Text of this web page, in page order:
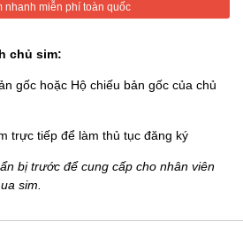
nhanh miễn phí toàn quốc
chủ sim:
gốc hoặc Hộ chiếu bản gốc của chủ
trực tiếp để làm thủ tục đăng ký
bị trước để cung cấp cho nhân viên
sim.